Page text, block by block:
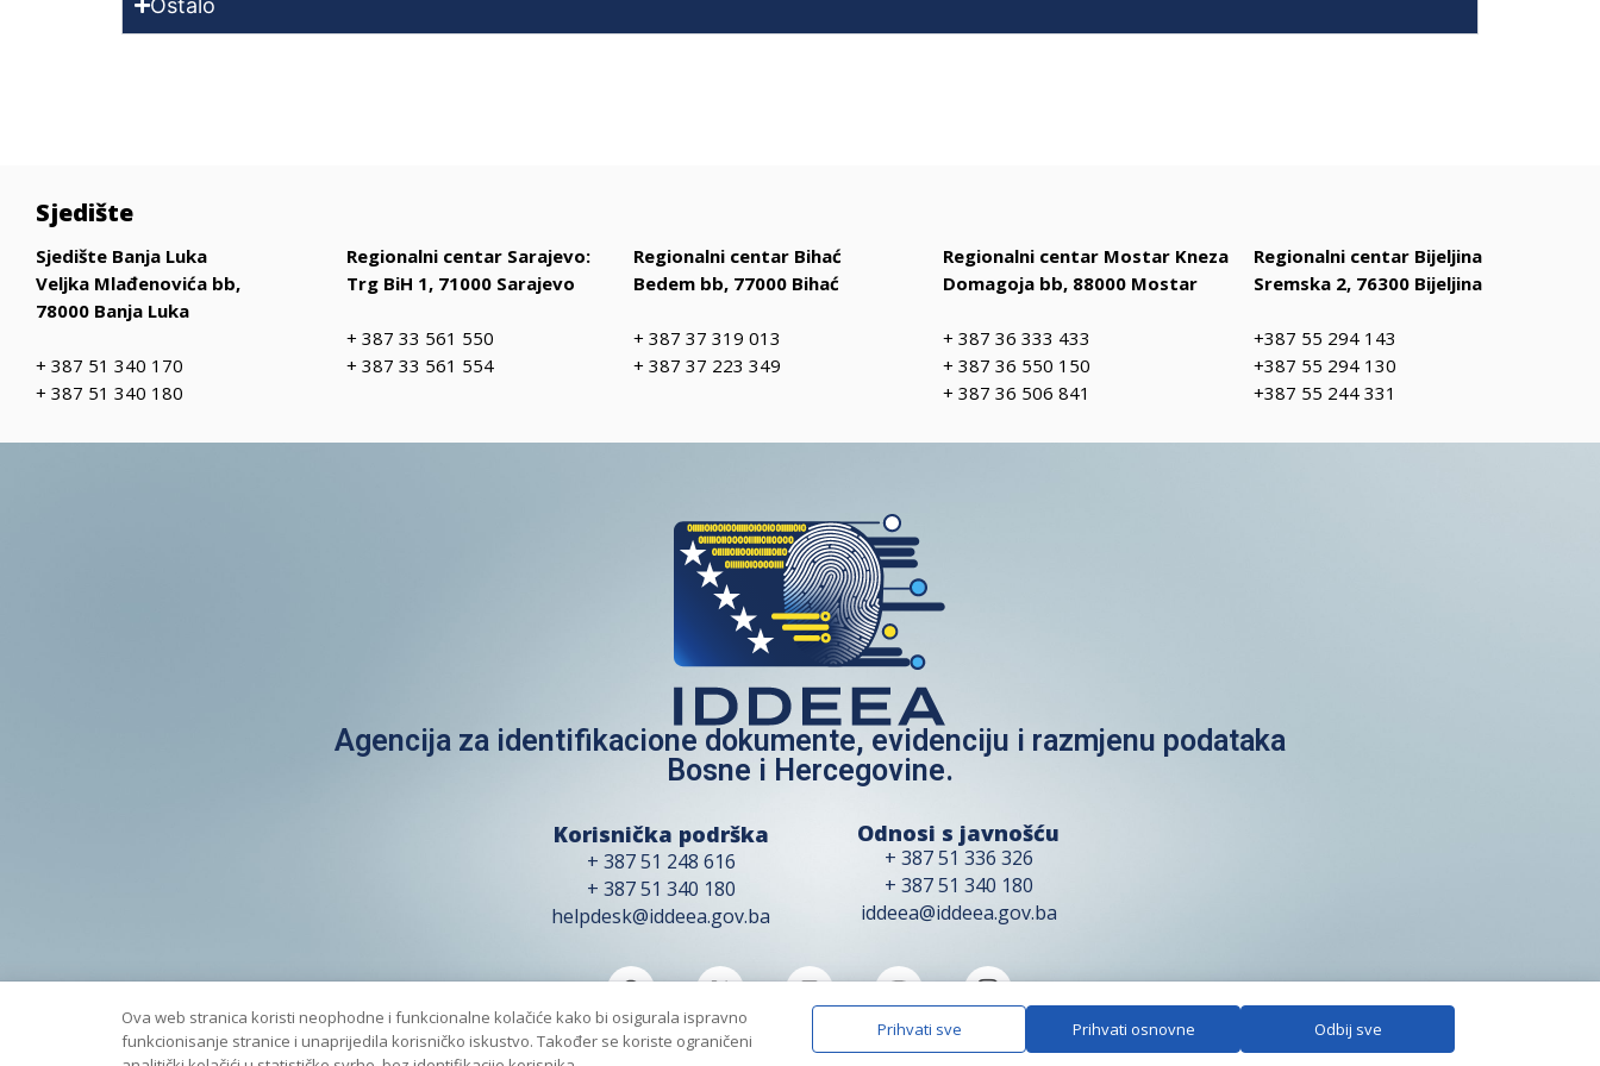
Ostalo
Sjedište
Sjedište Banja Luka
Veljka Mlađenovića bb,
78000 Banja Luka
+ 387 51 340 170
+ 387 51 340 180
Regionalni centar Sarajevo:
Trg BiH 1, 71000 Sarajevo
+ 387 33 561 550
+ 387 33 561 554
Regionalni centar Bihać
Bedem bb, 77000 Bihać
+ 387 37 319 013
+ 387 37 223 349
Regionalni centar Mostar Kneza
Domagoja bb, 88000 Mostar
+ 387 36 333 433
+ 387 36 550 150
+ 387 36 506 841
Regionalni centar Bijeljina
Sremska 2, 76300 Bijeljina
+387 55 294 143
+387 55 294 130
+387 55 244 331
Agencija za identifikacione dokumente, evidenciju i razmjenu podataka
Bosne i Hercegovine.
Korisnička podrška
+ 387 51 248 616
+ 387 51 340 180
helpdesk@iddeea.gov.ba
Odnosi s javnošću
+ 387 51 336 326
+ 387 51 340 180
iddeea@iddeea.gov.ba
Copyright 2026 © IDDEEA all rights reserved.
Ova web stranica koristi neophodne i funkcionalne kolačiće kako bi osigurala ispravno
funkcionisanje stranice i unaprijedila korisničko iskustvo. Također se koriste ograničeni
Prihvati sve Prihvati osnovne Odbij sve